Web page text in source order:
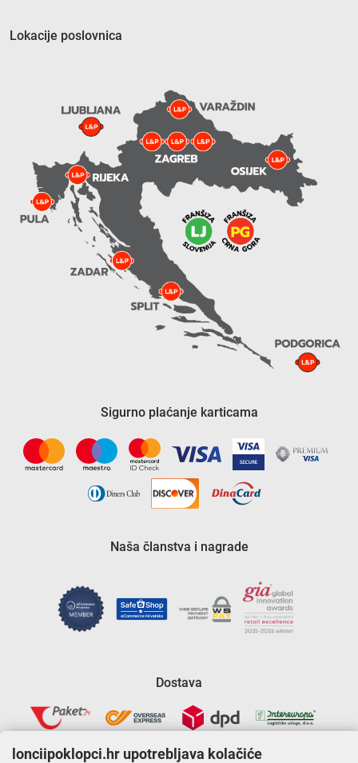
Lokacije poslovnica
Sigurno plaćanje karticama
Naša članstva i nagrade
Dostava
lonciipoklopci.hr upotrebljava kolačiće